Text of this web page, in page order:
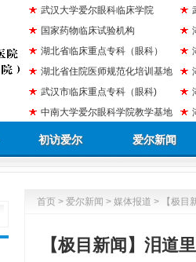
武汉大学爱尔眼科临床学院
国家药物临床试验机构
湖北省临床重点专科（眼科）
湖北省住院医师规范化培训基地
武汉市临床重点专科（眼科)
中南大学爱尔眼科学院教学基地
初访爱尔 爱尔新闻
首页 > 爱尔新闻 > 媒体报道 > 【极目
【极目新闻】泪道